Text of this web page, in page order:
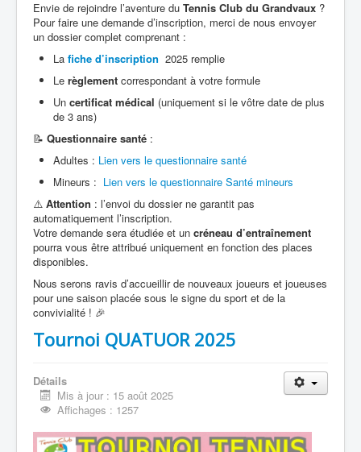
Envie de rejoindre l’aventure du Tennis Club du Grandvaux ?
Pour faire une demande d’inscription, merci de nous envoyer
un dossier complet comprenant :
La fiche d’inscription 2025 remplie
Le règlement correspondant à votre formule
Un certificat médical (uniquement si le vôtre date de plus
de 3 ans)
📝 Questionnaire santé :
Adultes : Lien vers le questionnaire santé
Mineurs : Lien vers le questionnaire Santé mineurs
⚠️ Attention : l’envoi du dossier ne garantit pas
automatiquement l’inscription.
Votre demande sera étudiée et un créneau d’entraînement
pourra vous être attribué uniquement en fonction des places
disponibles.
Nous serons ravis d’accueillir de nouveaux joueurs et joueuses
pour une saison placée sous le signe du sport et de la
convivialité ! 🎉
Tournoi QUATUOR 2025
Détails
Mis à jour : 15 août 2025
Affichages : 1257